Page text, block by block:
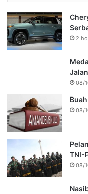
2
08/
08/
TNI-
08/